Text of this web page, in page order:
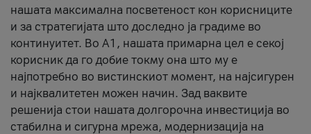
нашата максимална посветеност кон корисниците
и за стратегијата што доследно ја градиме во
континуитет. Во А1, нашата примарна цел е секој
корисник да го добие токму она што му е
најпотребно во вистинскиот момент, на најсигурен
и најквалитетен можен начин. Зад ваквите
решенија стои нашата долгорочна инвестиција во
стабилна и сигурна мрежа, модернизација на